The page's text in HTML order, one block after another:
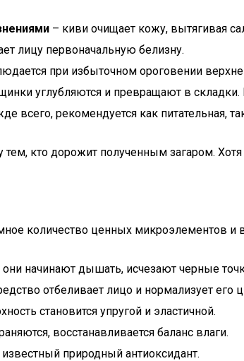
– киви очищает кожу, вытягивая
лицу первоначальную белизну.
при избыточном ороговении
углубляются и превращают в
всего, рекомендуется как питательная,
кто дорожит полученным загаром.
количество ценных
начинают дышать, исчезают черные
отбеливает лицо и нормализует его
становится упругой и эластичной.
восстанавливается баланс влаги.
природный антиоксидант.